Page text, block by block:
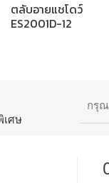
ตลับอายแชโดว์
ES2001D-12
เศษ